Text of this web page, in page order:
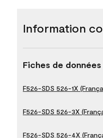
Information
Fiches de
F526-SDS 526-1X
F526-SDS 526-3X
F526-SDS 526-4X